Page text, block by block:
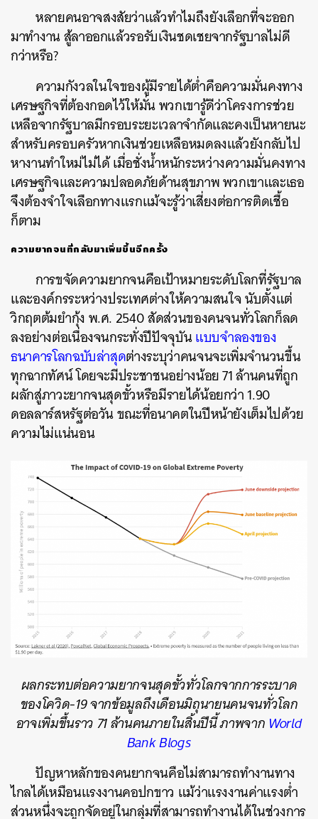
หลายคนอาจสงสัยว่าแล้วทำไมถึงยังเลือกที่จะออก
มาทำงาน สู้ลาออกแล้วรอรับเงินชดเชยจากรัฐบาลไม่ดี
กว่าหรือ?
ความกังวลในใจของผู้มีรายได้ต่ำคือความมั่นคงทาง
เศรษฐกิจที่ต้องกอดไว้ให้มั่น พวกเขารู้ดีว่าโครงการช่วย
เหลือจากรัฐบาลมีกรอบระยะเวลาจำกัดและคงเป็นหายนะ
สำหรับครอบครัวหากเงินช่วยเหลือหมดลงแล้วยังกลับไป
หางานทำใหม่ไม่ได้ เมื่อชั่งน้ำหนักระหว่างความมั่นคงทาง
เศรษฐกิจและความปลอดภัยด้านสุขภาพ พวกเขาและเธอ
จึงต้องจำใจเลือกทางแรกแม้จะรู้ว่าเสี่ยงต่อการติดเชื้อ
ก็ตาม
ความยากจนที่กลับมาเพิ่มขึ้นอีกครั้ง
การขจัดความยากจนคือเป้าหมายระดับโลกที่รัฐบาล
และองค์กรระหว่างประเทศต่างให้ความสนใจ นับตั้งแต่
วิกฤตต้มยำกุ้ง พ.ศ. 2540 สัดส่วนของคนจนทั่วโลกก็ลด
ลงอย่างต่อเนื่องจนกระทั่งปีปัจจุบันแบบจำลองของ
ธนาคารโลกฉบับล่าสุดต่างระบุว่าคนจนจะเพิ่มจำนวนขึ้น
ทุกฉากทัศน์ โดยจะมีประชาชนอย่างน้อย 71 ล้านคนที่ถูก
ผลักสู่ภาวะยากจนสุดขั้วหรือมีรายได้น้อยกว่า 1.90
ดอลลาร์สหรัฐต่อวัน ขณะที่อนาคตในปีหน้ายังเต็มไปด้วย
ความไม่แน่นอน
ผลกระทบต่อความยากจนสุดขั้วทั่วโลกจากการระบาด
ของโควิด-19 จากข้อมูลถึงเดือนมิถุนายนคนจนทั่วโลก
อาจเพิ่มขึ้นราว 71 ล้านคนภายในสิ้นปีนี้ ภาพจาก World
Bank Blogs
ปัญหาหลักของคนยากจนคือไม่สามารถทำงานทาง
ไกลได้เหมือนแรงงานคอปกขาว แม้ว่าแรงงานค่าแรงต่ำ
ส่วนหนึ่งจะถูกจัดอยู่ในกลุ่มที่สามารถทำงานได้ในช่วงการ
ค้นหา